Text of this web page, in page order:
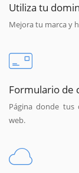
Utiliza tu
Mejora tu marca y
Formulario de
Página donde tus
web.